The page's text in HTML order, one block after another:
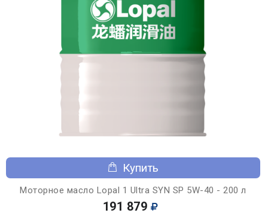
Купить
Моторное масло Lopal 1 Ultra SYN SP 5W-40 - 200 л
191 879